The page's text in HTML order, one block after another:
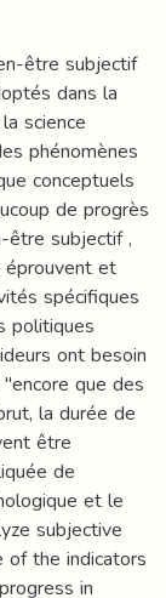
être subjectif
dans la
science
phénomènes
conceptuels
de progrès
être subjectif ,
et
spécifiques
politiques
ont besoin
que des
la durée de
être
de
et le
subjective
the indicators
in